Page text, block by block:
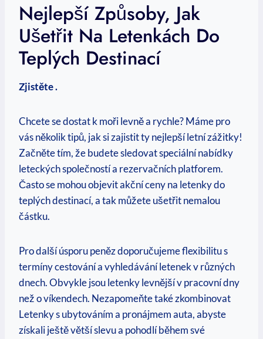
Nejlepší Způsoby,​ Jak
Ušetřit Na Letenkách‍ Do
Teplých Destinací
Zjistěte .
Chcete se ‍dostat k moři levně a rychle? Máme pro​
vás několik⁢ tipů, jak si zajistit⁢ ty nejlepší letní zážitky!
Začněte tím, že budete sledovat speciální⁢ nabídky
leteckých společností a rezervačních platforem.
Často se mohou objevit​ akční ceny na letenky do
teplých destinací, a tak můžete ušetřit⁣ nemalou
částku.
Pro další úsporu peněz doporučujeme flexibilitu s
termíny cestování a vyhledávání letenek v různých
dnech. ‌Obvykle jsou letenky levnější v pracovní dny
než o víkendech. Nezapomeňte také zkombinovat
‍Letenky ​s ubytováním a pronájmem auta, abyste
získali ještě větší​ slevu a pohodlí během své